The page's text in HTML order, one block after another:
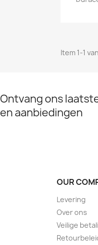
Item 1-1
Ontvang ons
en aanbiedingen
OUR
Levering
Over ons
Veilige